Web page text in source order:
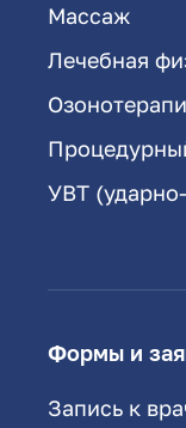
Массаж
Лечебная
УВТ
Формы и
Запись к